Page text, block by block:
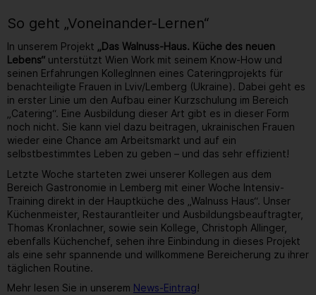
So geht „Voneinander-Lernen“
In unserem Projekt „Das Walnuss-Haus. Küche des neuen
Lebens“ unterstützt Wien Work mit seinem Know-How und
seinen Erfahrungen KollegInnen eines Cateringprojekts für
benachteiligte Frauen in Lviv/Lemberg (Ukraine). Dabei geht es
in erster Linie um den Aufbau einer Kurzschulung im Bereich
„Catering“. Eine Ausbildung dieser Art gibt es in dieser Form
noch nicht. Sie kann viel dazu beitragen, ukrainischen Frauen
wieder eine Chance am Arbeitsmarkt und auf ein
selbstbestimmtes Leben zu geben – und das sehr effizient!
Letzte Woche starteten zwei unserer Kollegen aus dem
Bereich Gastronomie in Lemberg mit einer Woche Intensiv-
Training direkt in der Hauptküche des „Walnuss Haus“. Unser
Küchenmeister, Restaurantleiter und Ausbildungsbeauftragter,
Thomas Kronlachner, sowie sein Kollege, Christoph Allinger,
ebenfalls Küchenchef, sehen ihre Einbindung in dieses Projekt
als eine sehr spannende und willkommene Bereicherung zu ihrer
täglichen Routine.
Mehr lesen Sie in unserem News-Eintrag!